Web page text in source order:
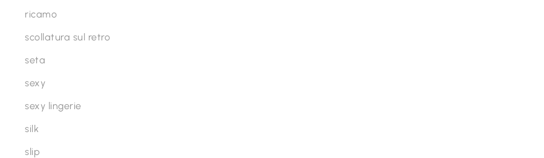
ricamo
scollatura sul retro
seta
sexy
sexy lingerie
silk
slip